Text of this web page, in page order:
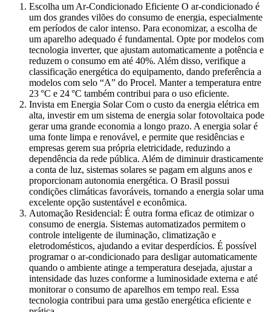
Escolha um Ar-Condicionado Eficiente O ar-condicionado é
um dos grandes vilões do consumo de energia, especialmente
em períodos de calor intenso. Para economizar, a escolha de
um aparelho adequado é fundamental. Opte por modelos com
tecnologia inverter, que ajustam automaticamente a potência e
reduzem o consumo em até 40%. Além disso, verifique a
classificação energética do equipamento, dando preferência a
modelos com selo “A” do Procel. Manter a temperatura entre
23 °C e 24 °C também contribui para o uso eficiente.
Invista em Energia Solar Com o custo da energia elétrica em
alta, investir em um sistema de energia solar fotovoltaica pode
gerar uma grande economia a longo prazo. A energia solar é
uma fonte limpa e renovável, e permite que residências e
empresas gerem sua própria eletricidade, reduzindo a
dependência da rede pública. Além de diminuir drasticamente
a conta de luz, sistemas solares se pagam em alguns anos e
proporcionam autonomia energética. O Brasil possui
condições climáticas favoráveis, tornando a energia solar uma
excelente opção sustentável e econômica.
Automação Residencial: É outra forma eficaz de otimizar o
consumo de energia. Sistemas automatizados permitem o
controle inteligente de iluminação, climatização e
eletrodomésticos, ajudando a evitar desperdícios. É possível
programar o ar-condicionado para desligar automaticamente
quando o ambiente atinge a temperatura desejada, ajustar a
intensidade das luzes conforme a luminosidade externa e até
monitorar o consumo de aparelhos em tempo real. Essa
tecnologia contribui para uma gestão energética eficiente e